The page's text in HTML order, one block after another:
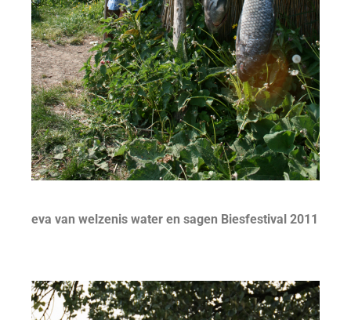
eva van welzenis water en sagen Biesfestival 2011